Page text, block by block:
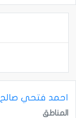
احمد فتحي صالح
المناطق